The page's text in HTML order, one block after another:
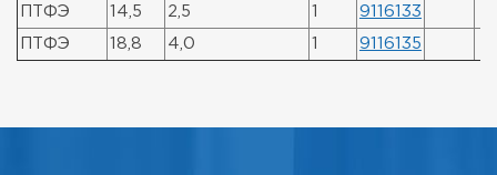
ПТФЭ 14,5 2,5 9116133
ПТФЭ 18,8 4,0 9116135